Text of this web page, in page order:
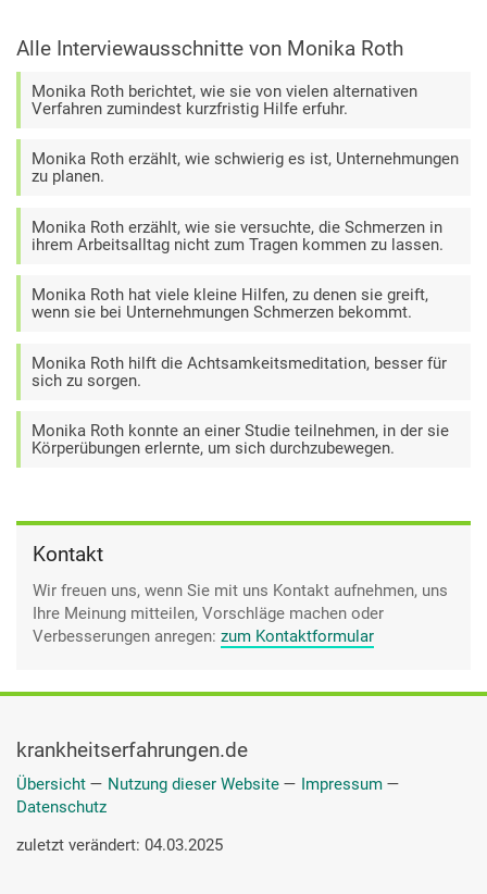
Alle Interviewausschnitte von Monika Roth
Monika Roth berichtet, wie sie von vielen alternativen
Verfahren zumindest kurzfristig Hilfe erfuhr.
Monika Roth erzählt, wie schwierig es ist, Unternehmungen
zu planen.
Monika Roth erzählt, wie sie versuchte, die Schmerzen in
ihrem Arbeitsalltag nicht zum Tragen kommen zu lassen.
Monika Roth hat viele kleine Hilfen, zu denen sie greift,
wenn sie bei Unternehmungen Schmerzen bekommt.
Monika Roth hilft die Achtsamkeitsmeditation, besser für
sich zu sorgen.
Monika Roth konnte an einer Studie teilnehmen, in der sie
Körperübungen erlernte, um sich durchzubewegen.
Kontakt
Wir freuen uns, wenn Sie mit uns Kontakt aufnehmen, uns
Ihre Meinung mitteilen, Vorschläge machen oder
Verbesserungen anregen: zum Kontaktformular
krankheitserfahrungen.de
Übersicht — Nutzung dieser Website — Impressum —
Datenschutz
zuletzt verändert: 04.03.2025